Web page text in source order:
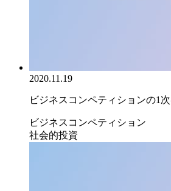
2020.11.19
ビジネスコンペティションの1
ビジネスコンペティション
社会的投資